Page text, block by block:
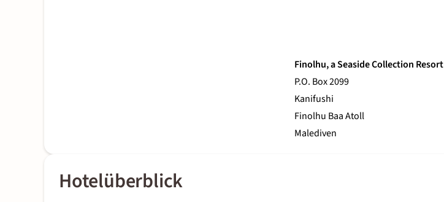
Finolhu, a Seaside Collection Resort
P.O. Box 2099
Kanifushi
Finolhu Baa Atoll
Malediven
Hotelüberblick